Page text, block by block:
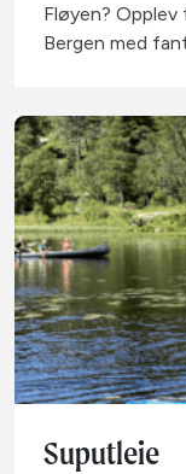
Fløyen? Opplev
Bergen med
Suputleie